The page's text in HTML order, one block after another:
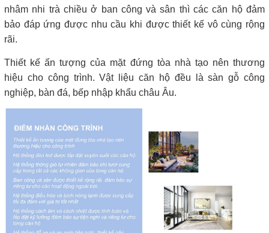
nhâm nhi trà chiều ở ban công và sân thì các căn hộ đảm
bảo đáp ứng được nhu cầu khi được thiết kế vô cùng rộng
rãi.
Thiết kế ấn tượng của mặt đứng tòa nhà tạo nên thương
hiệu cho công trình. Vật liệu căn hộ đều là sàn gỗ công
nghiệp, bàn đá, bếp nhập khẩu châu Âu.